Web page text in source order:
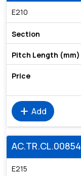
E210
add Add
AC.TR.CL.00854
E215